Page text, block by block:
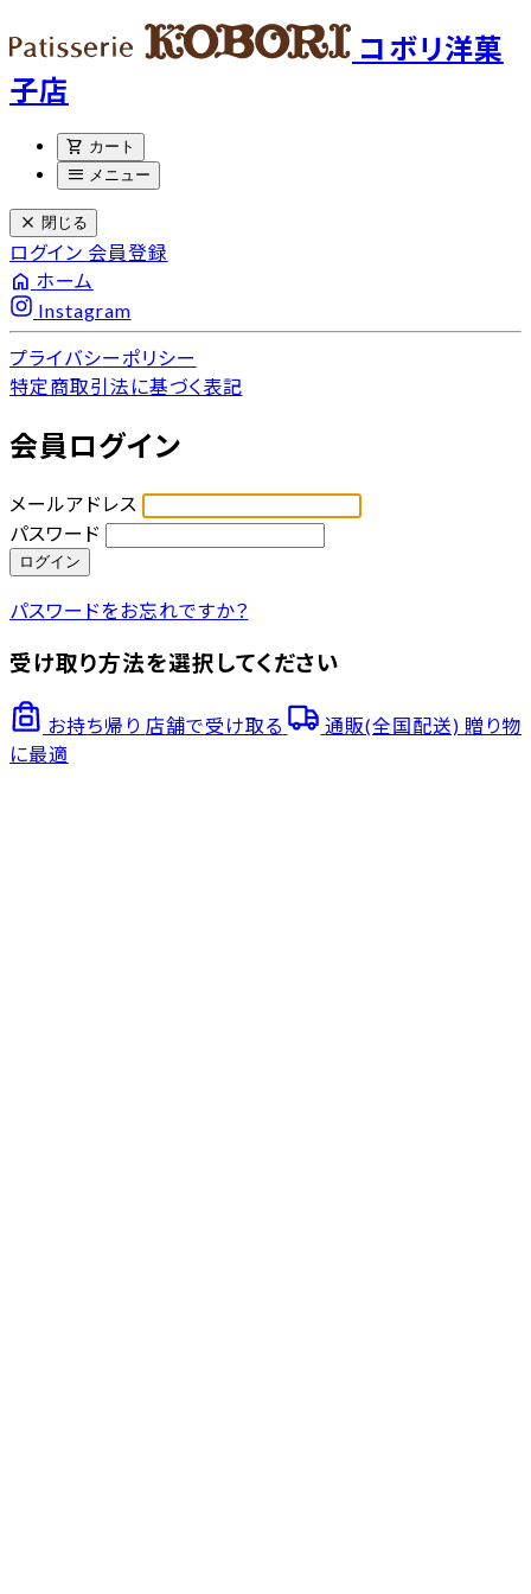
コボリ洋菓
子店
shopping_cart カート
menu メニュー
close 閉じる
ログイン 会員登録
home ホーム
Instagram
プライバシーポリシー
特定商取引法に基づく表記
会員ログイン
メールアドレス
パスワード
ログイン
パスワードをお忘れですか？
受け取り方法を選択してください
お持ち帰り 店舗で受け取る 通販(全国配送) 贈り物
に最適